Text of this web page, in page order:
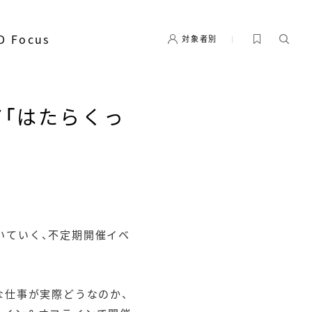
Focus 対象者別
はたらくっ
いく、不定期開催イベ
事が実際どうなのか、